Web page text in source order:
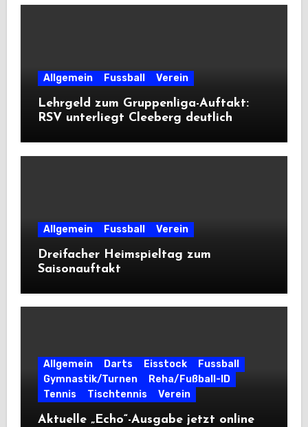
Allgemein Fussball Verein
Lehrgeld zum Gruppenliga-Auftakt:
RSV unterliegt Cleeberg deutlich
Allgemein Fussball Verein
Dreifacher Heimspieltag zum
Saisonauftakt
Allgemein Darts Eisstock
Fussball
Gymnastik/Turnen
Reha/Fußball-ID
Tennis
Tischtennis Verein
Aktuelle „Echo“-Ausgabe jetzt online